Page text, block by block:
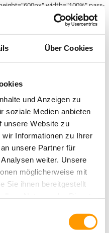
Über Cookies
und Anzeigen zu
soziale Medien anbieten
unsere Website zu
Informationen zu Ihrer
unsere Partner für
weiter. Unsere
möglicherweise mit
Sie ihnen bereitgestellt
weiterhin nutzen.
width="100%" pass-
Youtube LinkedIn
KARRIERE
AUSBILDUNG
© Copyright 2026
Co. KG